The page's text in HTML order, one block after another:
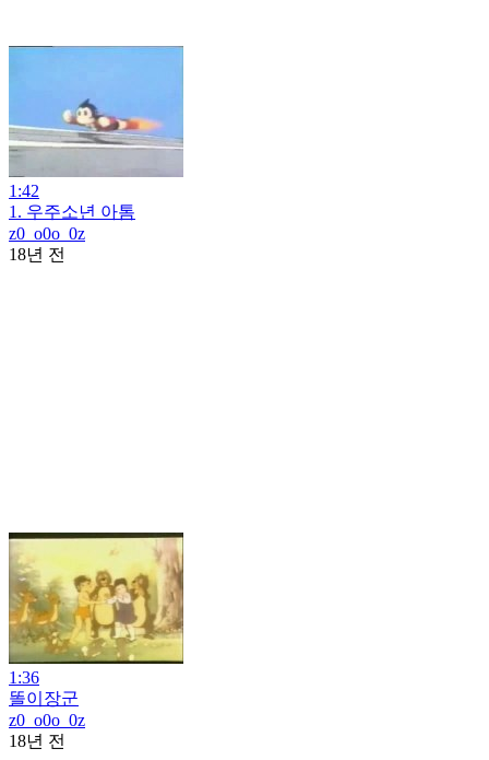
1:42
1. 우주소년 아톰
z0_o0o_0z
18년 전
1:36
똘이장군
z0_o0o_0z
18년 전